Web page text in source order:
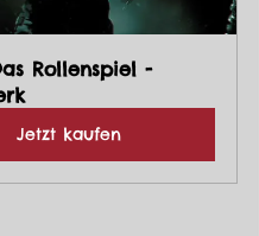
Rollenspiel -
Jetzt kaufen